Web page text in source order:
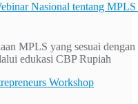
Nasional tentang
MPLS yang sesuai
edukasi CBP Rupiah
Workshop